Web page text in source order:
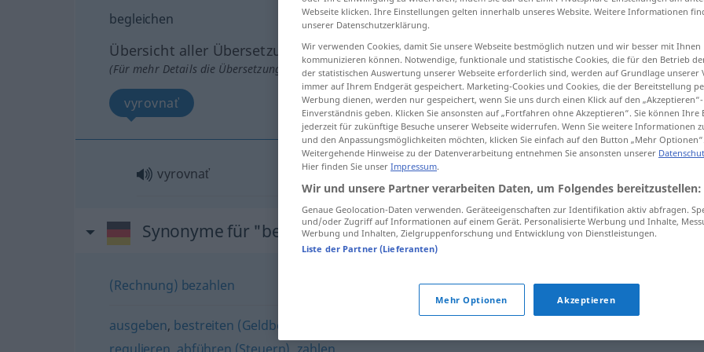
begleichen
Übersicht aller Übersetzungen
(Für mehr Details die Übersetzung anklicken/antippen)
vyrovnať
vyrovnať
Synonyme für "begleichen"
(Rechnung) bezahlen
ausgeben, bestreiten (Geldbetrag)
Webseite klicken. Ihre Einstellungen gelten innerhalb unseres Website. Weitere Informationen
unserer Datenschutzerklärung.
Wir verwenden Cookies, damit Sie unsere Webseite bestmöglich nutzen und wir besser mit Ihnen
kommunizieren können. Notwendige, funktionale und statistische Cookies, die für den Betrieb
der statistischen Auswertung unserer Webseite erforderlich sind, werden auf Grundlage unserer
immer auf Ihrem Endgerät gespeichert. Marketing-Cookies und Cookies, die der Bereitstellung
Werbung dienen, werden nur gespeichert, wenn Sie uns durch einen Klick auf den
Einverständnis geben. Klicken Sie ansonsten auf „Fortfahren ohne Akzeptieren“. Sie können
jederzeit für zukünftige Besuche unserer Webseite widerrufen. Wenn Sie weitere Informationen
und den Anpassungsmöglichkeiten möchten, klicken Sie einfach auf den Button „Mehr
Weitergehende Hinweise zu der Datenverarbeitung entnehmen Sie ansonsten unserer
Hier finden Sie unser Impressum.
Wir und unsere Partner verarbeiten Daten, um Folgendes bereitzustellen:
Genaue Geolocation-Daten verwenden. Geräteeigenschaften zur Identifikation aktiv abfragen.
und/oder Zugriff auf Informationen auf einem Gerät. Personalisierte Werbung und Inhalte,
Werbung und Inhalten, Zielgruppenforschung und Entwicklung von Dienstleistungen.
Liste der Partner (Lieferanten)
Mehr Optionen Akzeptieren